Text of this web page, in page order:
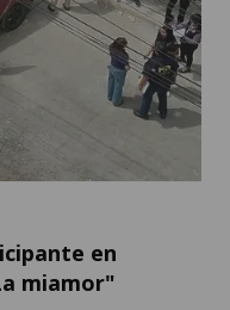
en
miamor"